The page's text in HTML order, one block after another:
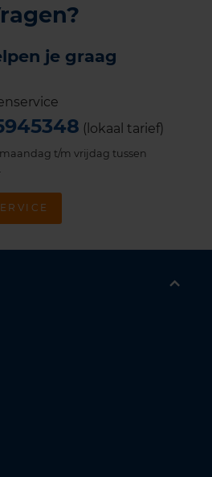
je graag
(lokaal tarief)
t/m vrijdag tussen